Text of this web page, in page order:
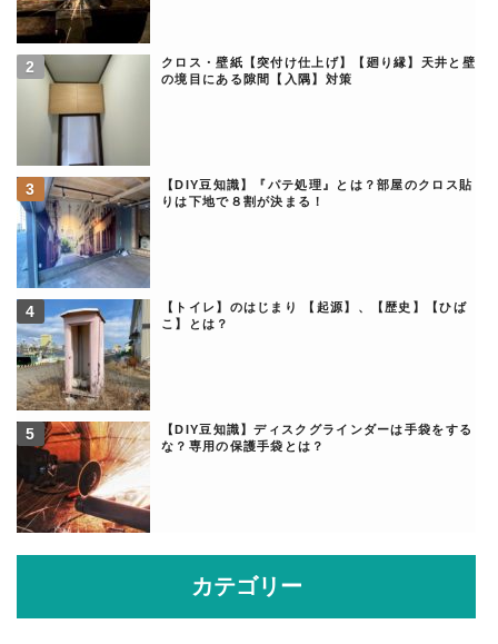
クロス・壁紙【突付け仕上げ】【廻り縁】天井と壁
の境目にある隙間【入隅】対策
【DIY豆知識】『パテ処理』とは？部屋のクロス貼
りは下地で８割が決まる！
【トイレ】のはじまり 【起源】、【歴史】【ひば
こ】とは？
【DIY豆知識】ディスクグラインダーは手袋をする
な？専用の保護手袋とは？
カテゴリー